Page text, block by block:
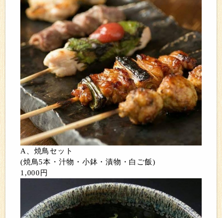
A、焼鳥セット
(焼鳥5本・汁物・小鉢・漬物・白ご飯)
1,000円